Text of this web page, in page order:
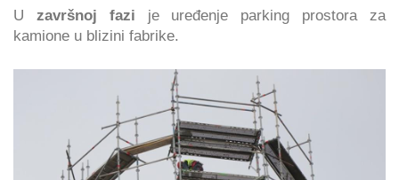
U završnoj fazi je uređenje parking prostora za
kamione u blizini fabrike.